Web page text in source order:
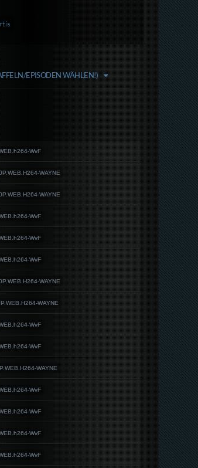
EPISODEN WÄHLEN!)
WvF
WAYNE
WAYNE
WvF
WvF
WvF
WAYNE
WAYNE
WvF
WvF
WAYNE
WvF
WvF
WvF
WvF